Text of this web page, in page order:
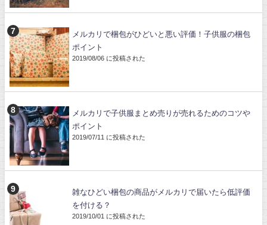
メルカリで梱包がひどいと悪い評価！子供服の梱包
ポイント
2019/08/06 に投稿された
メルカリで子供服まとめ売りが売れるためのコツや
ポイント
2019/07/11 に投稿された
雑なひどい梱包の商品がメルカリで届いたら低評価
を付ける？
2019/10/01 に投稿された